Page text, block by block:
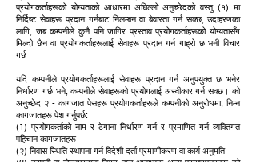
प्रयोगकर्ताहरूको योग्यताको आधारमा अघिल्लो अनुच्छेदको वस्तु (१) मा
निर्दिष्ट सेवाहरू प्रदान गर्नबाट निलम्बन वा बेवास्ता गर्न सक्छ; उदाहरणका
लागि, जब कम्पनीले कुनै पनि जागिर प्रस्ताव प्रयोगकर्ताहरूको योग्यतासँग
मिल्दो छैन वा प्रयोगकर्ताहरूलाई सेवाहरू प्रदान गर्न गाह्रो छ भनी विचार
गर्छ।
यदि कम्पनीले प्रयोगकर्ताहरूलाई सेवाहरू प्रदान गर्न अनुपयुक्त छ भनेर
निर्धारण गर्छ भने, कम्पनीले सेवाहरूको प्रयोगलाई अस्वीकार गर्न सक्छ। को
अनुच्छेद २ - कागजात पेसहरू प्रयोगकर्ताहरूले कम्पनीको अनुरोधमा, निम्न
कागजातहरू पेश गर्नुपर्छ:
(1) प्रयोगकर्ताको नाम र ठेगाना निर्धारण गर्न र प्रमाणित गर्न व्यक्तिगत
पहिचान कागजातहरू
(२) निवास स्थिति स्थापना गर्न विदेशी दर्ता प्रमाणीकरण वा कार्य अनुमति